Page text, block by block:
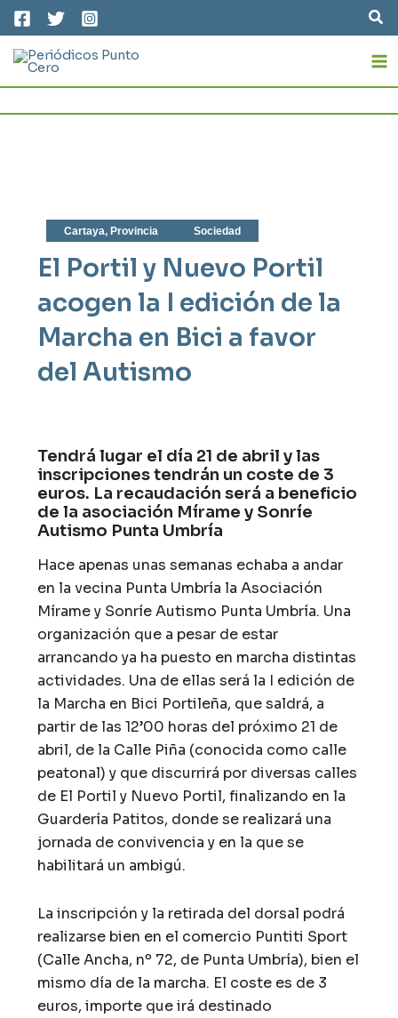
contenido
Cartaya, Provincia Sociedad
El Portil y Nuevo Portil
acogen la I edición de la
Marcha en Bici a favor
del Autismo
Tendrá lugar el día 21 de abril y las
inscripciones tendrán un coste de 3
euros. La recaudación será a beneficio
de la asociación Mírame y Sonríe
Autismo Punta Umbría
Hace apenas unas semanas echaba a andar
en la vecina Punta Umbría la Asociación
Mírame y Sonríe Autismo Punta Umbría. Una
organización que a pesar de estar
arrancando ya ha puesto en marcha distintas
actividades. Una de ellas será la I edición de
la Marcha en Bici Portileña, que saldrá, a
partir de las 12’00 horas del próximo 21 de
abril, de la Calle Piña (conocida como calle
peatonal) y que discurrirá por diversas calles
de El Portil y Nuevo Portil, finalizando en la
Guardería Patitos, donde se realizará una
jornada de convivencia y en la que se
habilitará un ambigú.
La inscripción y la retirada del dorsal podrá
realizarse bien en el comercio Puntiti Sport
(Calle Ancha, nº 72, de Punta Umbría), bien el
mismo día de la marcha. El coste es de 3
euros, importe que irá destinado